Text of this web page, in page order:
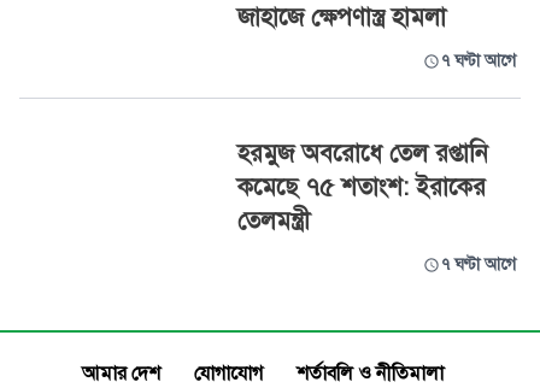
জাহাজে ক্ষেপণাস্ত্র হামলা
৭ ঘণ্টা আগে
হরমুজ অবরোধে তেল রপ্তানি
কমেছে ৭৫ শতাংশ: ইরাকের
তেলমন্ত্রী
৭ ঘণ্টা আগে
আমার দেশ যোগাযোগ
শর্তাবলি ও নীতিমালা